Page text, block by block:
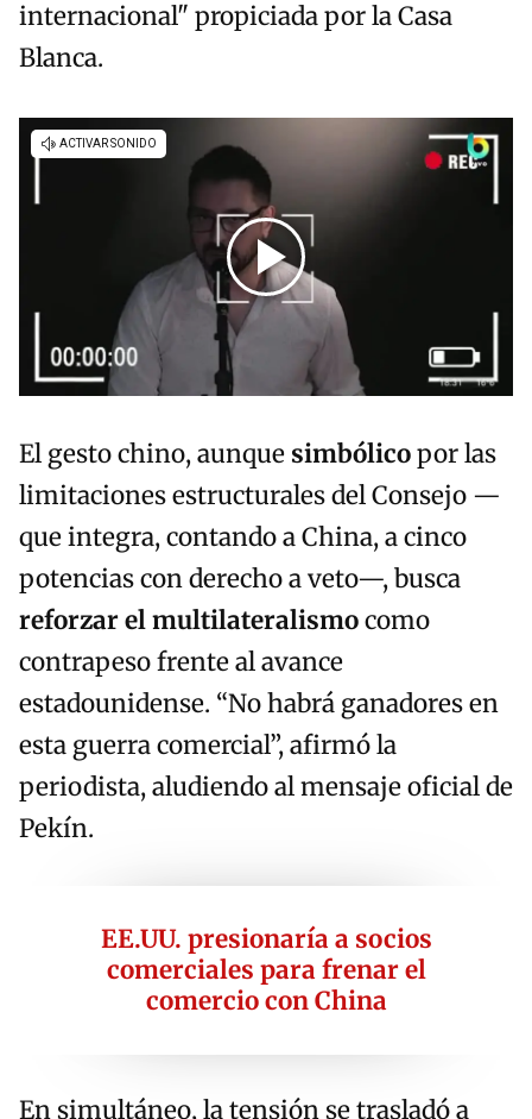
internacional" propiciada por la Casa
Blanca.
El gesto chino, aunque simbólicopor las
limitaciones estructurales del Consejo —
que integra, contando a China, a cinco
potencias con derecho a veto—, busca
reforzar el multilateralismocomo
contrapeso frente al avance
estadounidense. “No habrá ganadores en
esta guerra comercial”, afirmó la
periodista, aludiendo al mensaje oficial de
Pekín.
EE.UU. presionaría a socios
comerciales para frenar el
comercio con China
En simultáneo, la tensión se trasladó a